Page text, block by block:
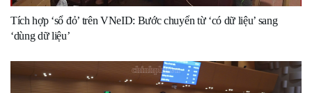
Tích hợp ‘sổ đỏ’ trên VNeID: Bước chuyển từ ‘có dữ liệu’ sang
‘dùng dữ liệu’